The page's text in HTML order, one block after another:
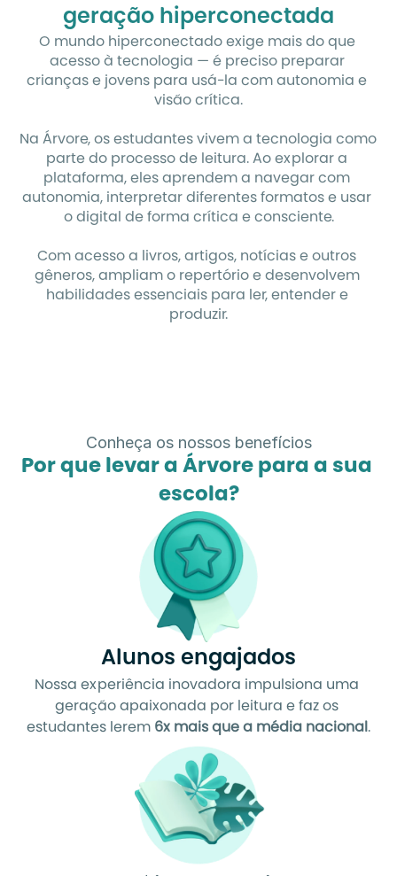
geração hiperconectada
O mundo hiperconectado exige mais do que
acesso à tecnologia — é preciso preparar
crianças e jovens para usá-la com autonomia e
visão crítica.
Na Árvore, os estudantes vivem a tecnologia como
parte do processo de leitura. Ao explorar a
plataforma, eles aprendem a navegar com
autonomia, interpretar diferentes formatos e usar
o digital de forma crítica e consciente.
Com acesso a livros, artigos, notícias e outros
gêneros, ampliam o repertório e desenvolvem
habilidades essenciais para ler, entender e
produzir.
Conheça os nossos benefícios
Por que levar a Árvore para a sua
escola?
Alunos engajados
Nossa experiência inovadora impulsiona uma
geração apaixonada por leitura e faz os
estudantes lerem 6x mais que a média nacional .